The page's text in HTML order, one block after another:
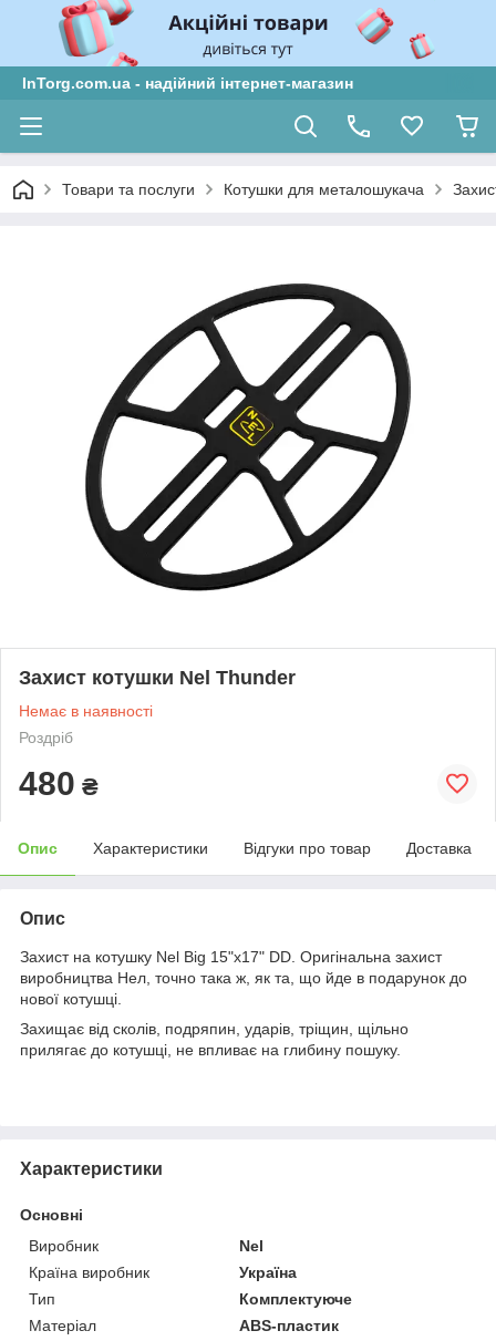
InTorg.com.ua - надійний інтернет-магазин
Товари та послуги Котушки для металошукача
Захист котушки Nel Thunder
Немає в наявності
Роздріб
480 ₴
Опис Характеристики Відгуки про товар Доставка
Опис
Захист на котушку Nel Big 15"x17" DD. Оригінальна захист
виробництва Нел, точно така ж, як та, що йде в подарунок до
нової котушці.
Захищає від сколів, подряпин, ударів, тріщин, щільно
прилягає до котушці, не впливає на глибину пошуку.
Характеристики
Основні
Виробник
Nel
Країна виробник
Україна
Тип
Комплектуюче
Матеріал
ABS-пластик